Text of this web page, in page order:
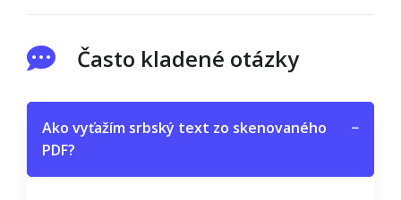
Často kladené otázky
Ako vyťažím srbský text zo skenovaného
PDF?
−